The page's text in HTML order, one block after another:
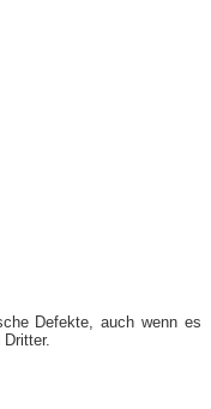
Defekte, auch wenn es